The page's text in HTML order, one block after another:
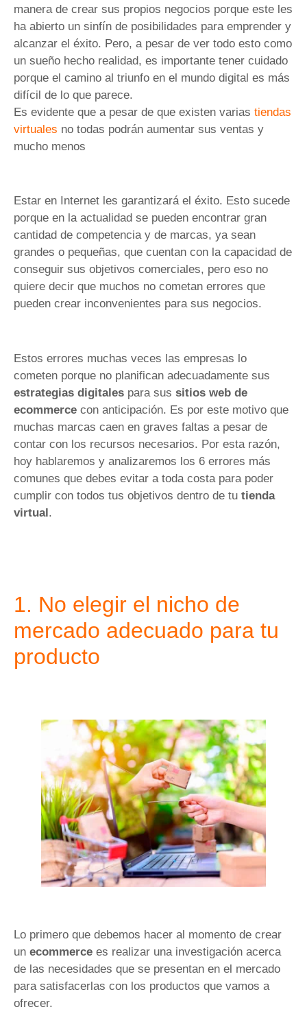
manera de crear sus propios negocios porque este les
ha abierto un sinfín de posibilidades para emprender y
alcanzar el éxito. Pero, a pesar de ver todo esto como
un sueño hecho realidad, es importante tener cuidado
porque el camino al triunfo en el mundo digital es más
difícil de lo que parece.
Es evidente que a pesar de que existen varias tiendas
virtuales no todas podrán aumentar sus ventas y
mucho menos
Estar en Internet les garantizará el éxito. Esto sucede
porque en la actualidad se pueden encontrar gran
cantidad de competencia y de marcas, ya sean
grandes o pequeñas, que cuentan con la capacidad de
conseguir sus objetivos comerciales, pero eso no
quiere decir que muchos no cometan errores que
pueden crear inconvenientes para sus negocios.
Estos errores muchas veces las empresas lo
cometen porque no planifican adecuadamente sus
estrategias digitales para sus sitios web de
ecommerce con anticipación. Es por este motivo que
muchas marcas caen en graves faltas a pesar de
contar con los recursos necesarios. Por esta razón,
hoy hablaremos y analizaremos los 6 errores más
comunes que debes evitar a toda costa para poder
cumplir con todos tus objetivos dentro de tu tienda
virtual.
1. No elegir el nicho de
mercado adecuado para tu
producto
Lo primero que debemos hacer al momento de crear
un ecommerce es realizar una investigación acerca
de las necesidades que se presentan en el mercado
para satisfacerlas con los productos que vamos a
ofrecer.